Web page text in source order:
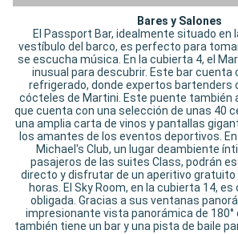
Bares y Salones
El Passport Bar, idealmente situado en
vestíbulo del barco, es perfecto para
se escucha música. En la cubierta 4, el
inusual para descubrir. Este bar cuenta
refrigerado, donde expertos bartenders
cócteles de Martini. Este puente también
que cuenta con una selección de unas 40
una amplia carta de vinos y pantallas
los amantes de los eventos deportivos.
Michael's Club, un lugar deambiente
pasajeros de las suites Class, podrán
directo y disfrutar de un aperitivo gratuito
horas. El Sky Room, en la cubierta 14,
obligada. Gracias a sus ventanas
impresionante vista panorámica de 180°
también tiene un bar y una pista de baile